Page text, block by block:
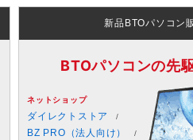
新品BTOパソコン
BTOパソコンの先
ネットショップ
ダイレクトストア
BZ PRO（法人向け）